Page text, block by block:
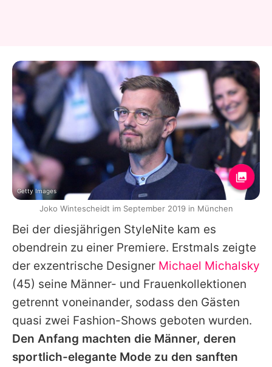
Bei der diesjährigen StyleNite kam es
obendrein zu einer Premiere. Erstmals zeigte
der exzentrische Designer Michael Michalsky
(45) seine Männer- und Frauenkollektionen
getrennt voneinander, sodass den Gästen
quasi zwei Fashion-Shows geboten wurden.
Den Anfang machten die Männer, deren
sportlich-elegante Mode zu den sanften
Getty Images
Joko Wintescheidt im September 2019 in München